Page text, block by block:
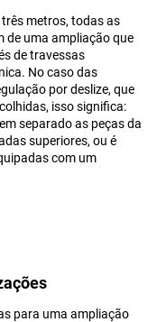
metros, todas as
de uma ampliação que
de travessas
No caso das
por deslize, que
isso significa:
separado as peças da
superiores, ou é
com um
para uma ampliação